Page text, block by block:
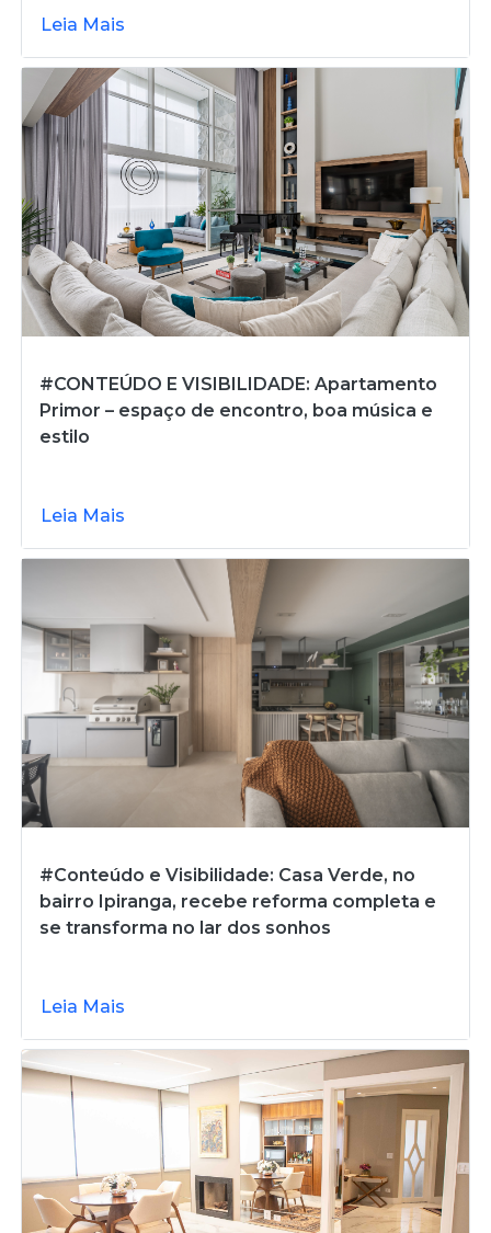
Leia Mais
#CONTEÚDO E VISIBILIDADE: Apartamento
Primor – espaço de encontro, boa música e
estilo
Leia Mais
#Conteúdo e Visibilidade: Casa Verde, no
bairro Ipiranga, recebe reforma completa e
se transforma no lar dos sonhos
Leia Mais